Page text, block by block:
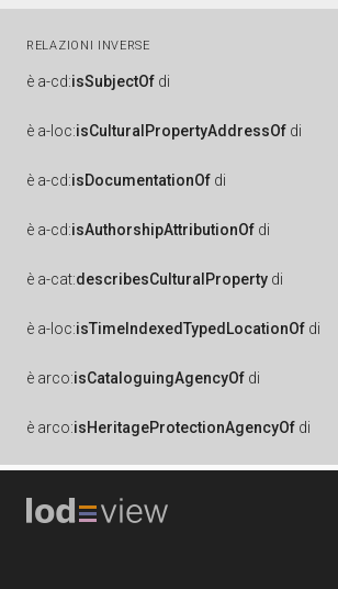
RELAZIONI INVERSE
è a-cd:isSubjectOf di
è a-loc:isCulturalPropertyAddressOf di
è a-cd:isDocumentationOf di
è a-cd:isAuthorshipAttributionOf di
è a-cat:describesCulturalProperty di
è a-loc:isTimeIndexedTypedLocationOf di
è arco:isCataloguingAgencyOf di
è arco:isHeritageProtectionAgencyOf di